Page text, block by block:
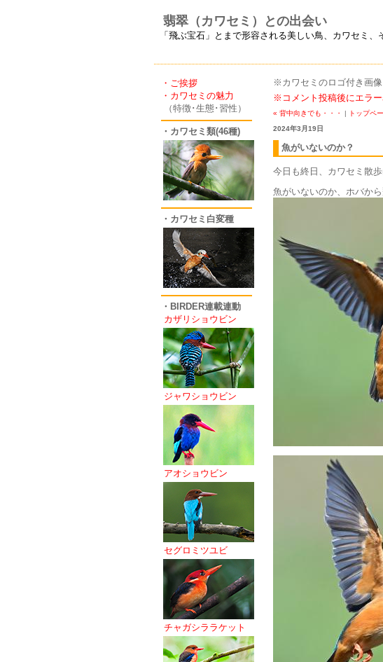
翡翠（カワセミ）との出会い
「飛ぶ宝石」とまで形容される美しい鳥、カワセミ
・ご挨拶
・カワセミの魅力
（特徴･生態･習性）
・カワセミ類(46種)
・カワセミ白変種
・BIRDER連載連動
カザリショウビン
ジャワショウビン
アオショウビン
セグロミツユビ
チャガシララケット
※カワセミのロゴ付き画像
※コメント投稿後にエラー
« 背中向きでも・・・ | トップペ
2024年3月19日
魚がいないのか？
今日も終日、カワセミ散歩
魚がいないのか、ホバか